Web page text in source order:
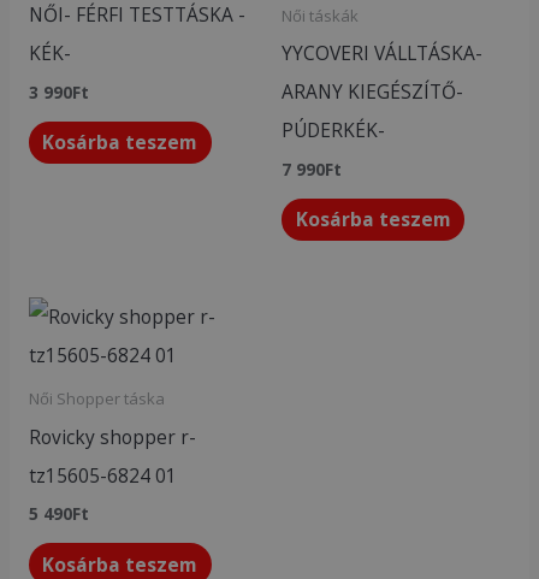
NŐI- FÉRFI TESTTÁSKA -
KÉK-
3 990Ft
Kosárba teszem
Női táskák
YYCOVERI VÁLLTÁSKA-
ARANY KIEGÉSZÍTŐ-
PÚDERKÉK-
7 990Ft
Kosárba teszem
Női Shopper táska
Rovicky shopper r-
tz15605-6824 01
5 490Ft
Kosárba teszem